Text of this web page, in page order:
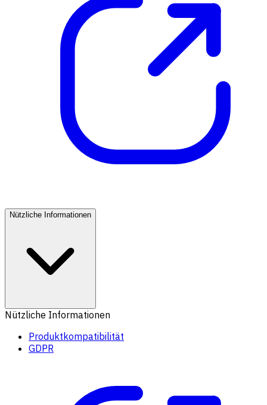
Nützliche Informationen
Nützliche Informationen
Produktkompatibilität
GDPR